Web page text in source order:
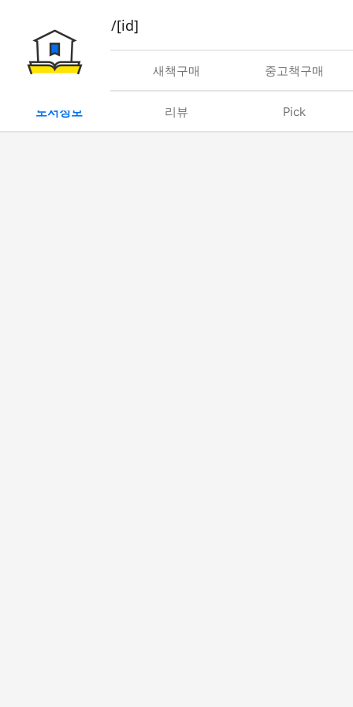
book/rent/[id]
대여 새책구매 중고책구매
도서정보 리뷰 Pick